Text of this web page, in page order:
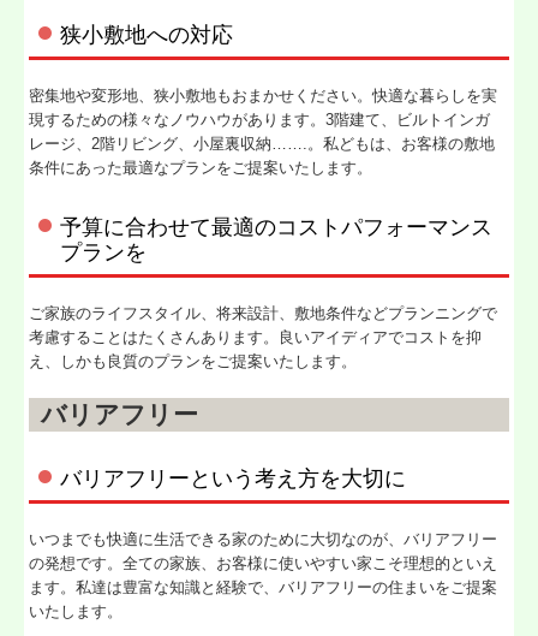
狭小敷地への対応
密集地や変形地、狭小敷地もおまかせください。快適な暮らしを実
現するための様々なノウハウがあります。3階建て、ビルトインガ
レージ、2階リビング、小屋裏収納…….。私どもは、お客様の敷地
条件にあった最適なプランをご提案いたします。
予算に合わせて最適のコストパフォーマンス
プランを
ご家族のライフスタイル、将来設計、敷地条件などプランニングで
考慮することはたくさんあります。良いアイディアでコストを抑
え、しかも良質のプランをご提案いたします。
バリアフリー
バリアフリーという考え方を大切に
いつまでも快適に生活できる家のために大切なのが、バリアフリー
の発想です。全ての家族、お客様に使いやすい家こそ理想的といえ
ます。私達は豊富な知識と経験で、バリアフリーの住まいをご提案
いたします。